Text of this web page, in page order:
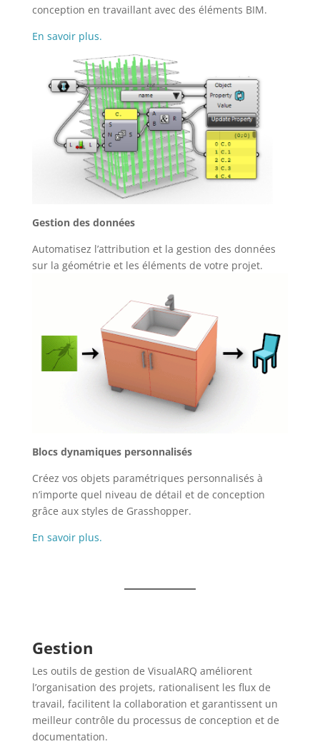
conception en travaillant avec des éléments BIM.
En savoir plus.
Gestion des données
Automatisez l’attribution et la gestion des données
sur la géométrie et les éléments de votre projet.
Blocs dynamiques personnalisés
Créez vos objets paramétriques personnalisés à
n’importe quel niveau de détail et de conception
grâce aux styles de Grasshopper.
En savoir plus.
Gestion
Les outils de gestion de VisualARQ améliorent
l’organisation des projets, rationalisent les flux de
travail, facilitent la collaboration et garantissent un
meilleur contrôle du processus de conception et de
documentation.